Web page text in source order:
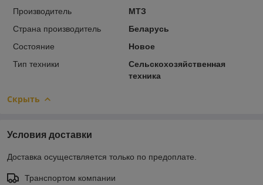
Производитель
МТЗ
Страна производитель
Беларусь
Состояние
Новое
Тип техники
Сельскохозяйственная
техника
Скрыть
Условия доставки
Доставка осуществляется только по предоплате.
Транспортом компании